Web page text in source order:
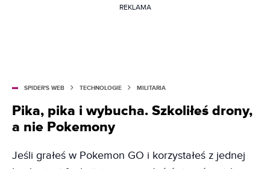
REKLAMA
SPIDER'S WEB TECHNOLOGIE MILITARIA
Pika, pika i wybucha. Szkoliłeś drony,
a nie Pokemony
Jeśli grałeś w Pokemon GO i korzystałeś z jednej